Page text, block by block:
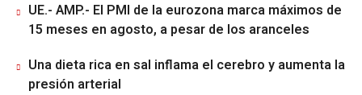
UE.- AMP.- El PMI de la eurozona marca máximos de
15 meses en agosto, a pesar de los aranceles
Una dieta rica en sal inflama el cerebro y aumenta la
presión arterial